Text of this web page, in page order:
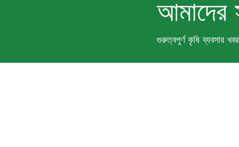
আমাদের
গুরুত্বপূর্ণ কৃষি ব্যবসার